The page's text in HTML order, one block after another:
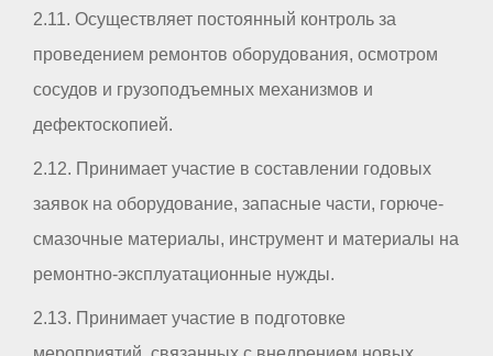
2.11. Осуществляет постоянный контроль за
проведением ремонтов оборудования, осмотром
сосудов и грузоподъемных механизмов и
дефектоскопией.
2.12. Принимает участие в составлении годовых
заявок на оборудование, запасные части, горюче-
смазочные материалы, инструмент и материалы на
ремонтно-эксплуатационные нужды.
2.13. Принимает участие в подготовке